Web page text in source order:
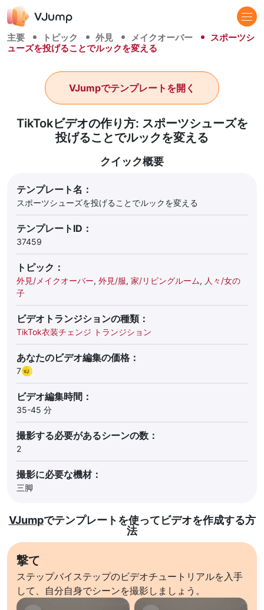
主要 トピック 外見 メイクオーバー
スポーツシ
ューズを投げることでルックを変える
TikTokビデオの作り方: スポーツシューズを
投げることでルックを変える
VJumpでテンプレートを開く
クイック概要
テンプレート名：
スポーツシューズを投げることでルックを変える
テンプレートID：
37459
トピック：
外見/メイクオーバー, 外見/服, 家/リビングルーム, 人々/女の
子
ビデオトランジションの種類：
TikTok衣装チェンジ トランジション
あなたのビデオ編集の価格：
7
ビデオ編集時間：
35-45 分
撮影する必要があるシーンの数：
2
撮影に必要な機材：
三脚
VJumpでテンプレートを使ってビデオを作成する方
法
撃て
ステップバイステップのビデオチュートリアルを入手
して、自分自身でシーンを撮影しましょう。